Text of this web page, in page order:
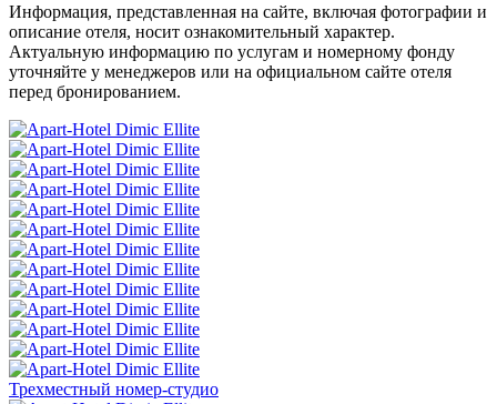
Информация, представленная на сайте, включая фотографии и
описание отеля, носит ознакомительный характер.
Актуальную информацию по услугам и номерному фонду
уточняйте у менеджеров или на официальном сайте отеля
перед бронированием.
Трехместный номер-студио